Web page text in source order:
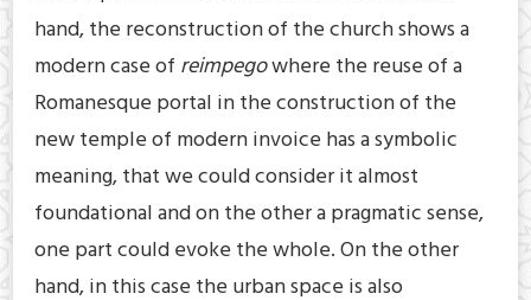
hand, the reconstruction of the church shows a
modern case of reimpegowhere the reuse of a
Romanesque portal in the construction of the
new temple of modern invoice has a symbolic
meaning, that we could consider it almost
foundational and on the other a pragmatic sense,
one part could evoke the whole. On the other
hand, in this case the urban space is also